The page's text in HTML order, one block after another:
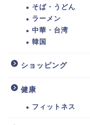
そば・うどん
ラーメン
中華・台湾
韓国
ショッピング
健康
フィットネス